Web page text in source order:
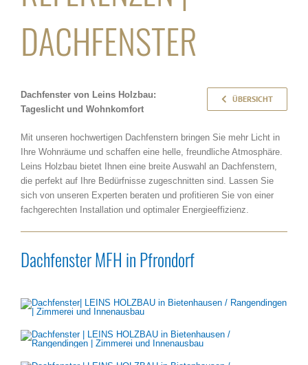
DACHFENSTER
ÜBERSICHT
Dachfenster von Leins Holzbau:
Tageslicht und Wohnkomfort
Mit unseren hochwertigen Dachfenstern bringen Sie mehr Licht in
Ihre Wohnräume und schaffen eine helle, freundliche Atmosphäre.
Leins Holzbau bietet Ihnen eine breite Auswahl an Dachfenstern,
die perfekt auf Ihre Bedürfnisse zugeschnitten sind. Lassen Sie
sich von unseren Experten beraten und profitieren Sie von einer
fachgerechten Installation und optimaler Energieeffizienz.
Dachfenster MFH in Pfrondorf